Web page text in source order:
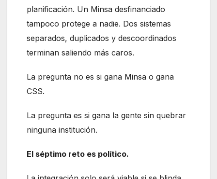
planificación. Un Minsa desfinanciado
tampoco protege a nadie. Dos sistemas
separados, duplicados y descoordinados
terminan saliendo más caros.
La pregunta no es si gana Minsa o gana
CSS.
La pregunta es si gana la gente sin quebrar
ninguna institución.
El séptimo reto es político.